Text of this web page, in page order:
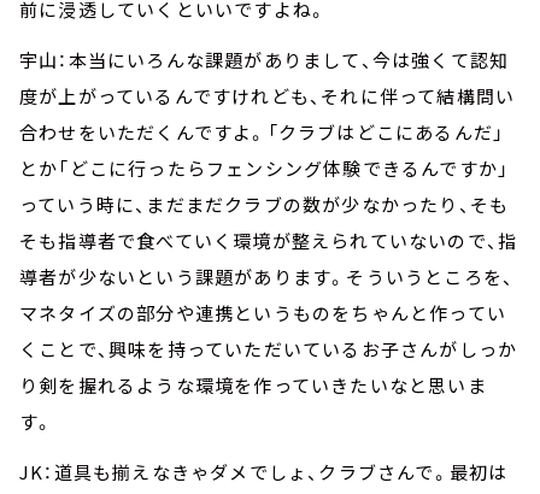
前に浸透していくといいですよね。
宇山：本当にいろんな課題がありまして、今は強くて認知
度が上がっているんですけれども、それに伴って結構問い
合わせをいただくんですよ。「クラブはどこにあるんだ」
とか「どこに行ったらフェンシング体験できるんですか」
っていう時に、まだまだクラブの数が少なかったり、そも
そも指導者で食べていく環境が整えられていないので、指
導者が少ないという課題があります。そういうところを、
マネタイズの部分や連携というものをちゃんと作ってい
くことで、興味を持っていただいているお子さんがしっか
り剣を握れるような環境を作っていきたいなと思いま
す。
JK：道具も揃えなきゃダメでしょ、クラブさんで。最初は